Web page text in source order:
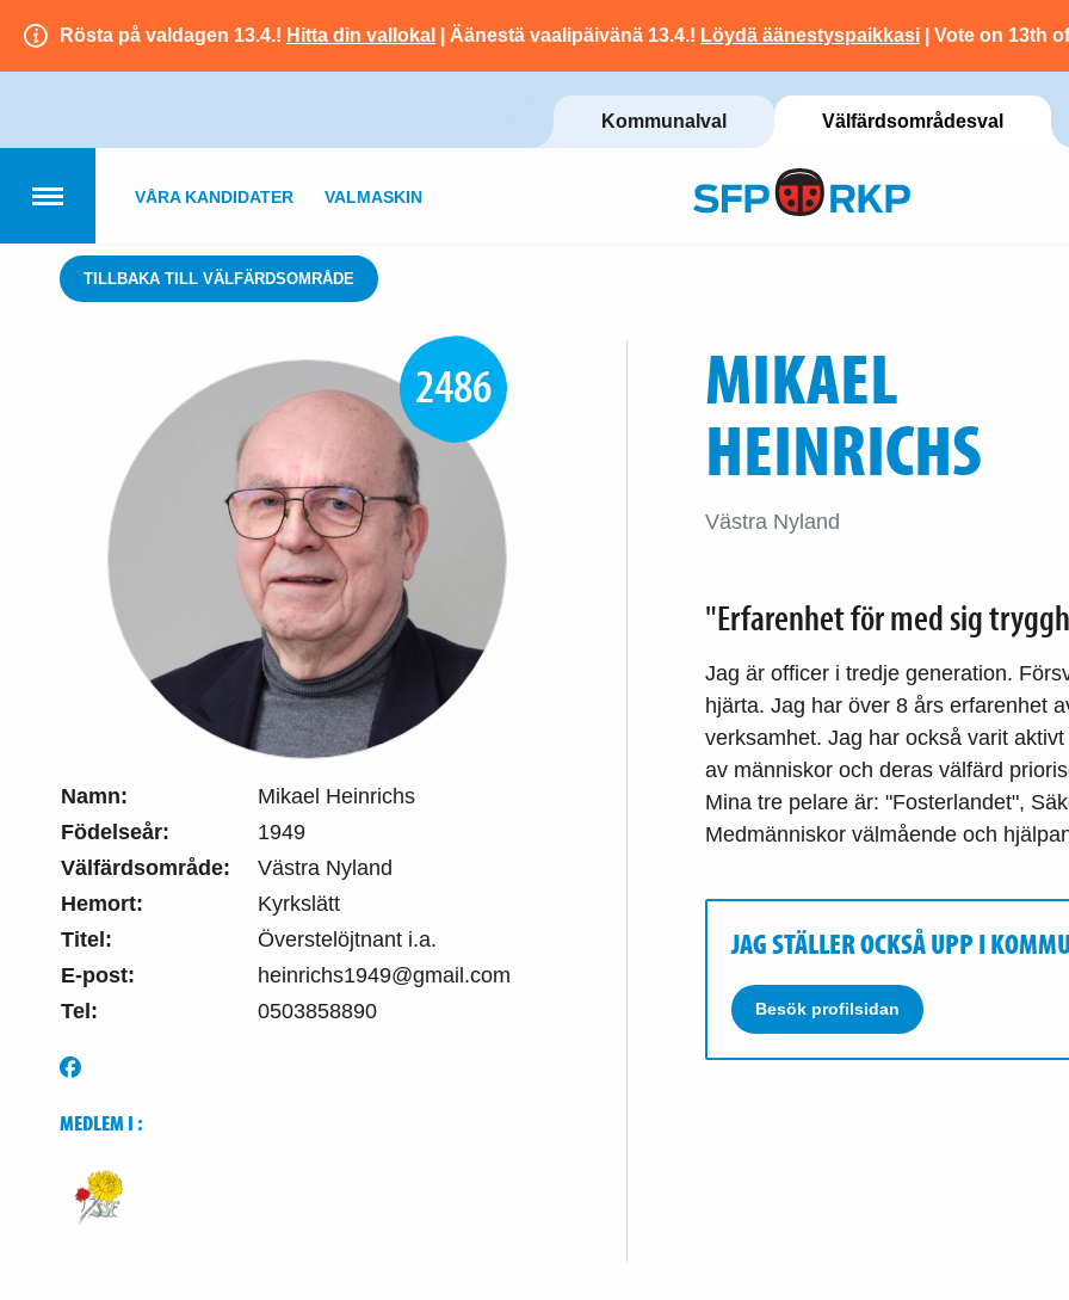
Rösta på valdagen 13.4.! Hitta din vallokal | Äänestä vaalipäivänä 13.4.! Löydä äänestyspaikkasi | Vote on 13th
Kommunalval Välfärdsområdesval
VÅRA KANDIDATER VALMASKIN
TILLBAKA TILL VÄLFÄRDSOMRÅDE
2486
Namn:
Mikael Heinrichs
Födelseår:
1949
Välfärdsområde:
Västra Nyland
Hemort:
Kyrkslätt
Titel:
Överstelöjtnant i.a.
E-post:
heinrichs1949@gmail.com
Tel:
0503858890
MEDLEM I :
MIKAEL
HEINRICHS
Västra Nyland
"Erfarenhet för med sig
Jag är officer i tredje generation.
hjärta. Jag har över 8 års erfarenhet
verksamhet. Jag har också varit
av människor och deras välfärd
Mina tre pelare är: "Fosterlandet",
Medmänniskor välmående och
JAG STÄLLER OCKSÅ UPP I
Besök profilsidan